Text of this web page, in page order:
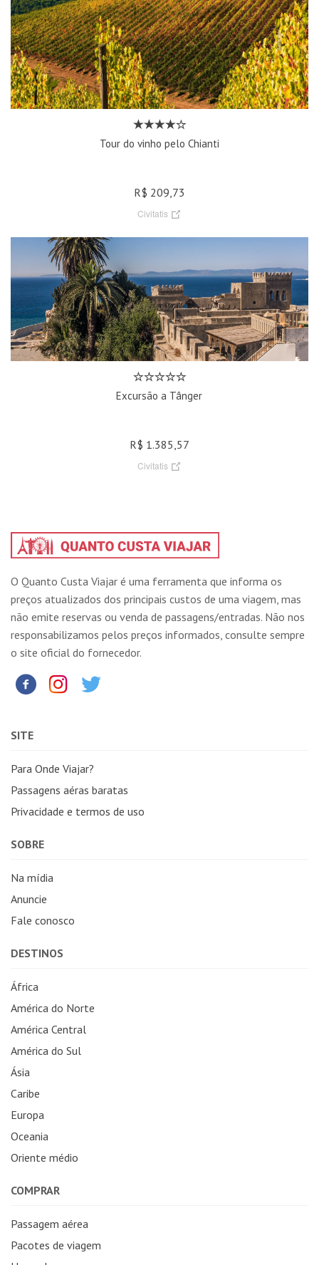
Tour do vinho pelo Chianti
R$ 209,73
Civitatis
Excursão a Tânger
R$ 1.385,57
Civitatis
O Quanto Custa Viajar é uma ferramenta que informa os
preços atualizados dos principais custos de uma viagem, mas
não emite reservas ou venda de passagens/entradas. Não nos
responsabilizamos pelos preços informados, consulte sempre
o site oficial do fornecedor.
SITE
Para Onde Viajar?
Passagens aéras baratas
Privacidade e termos de uso
SOBRE
Na mídia
Anuncie
Fale conosco
DESTINOS
África
América do Norte
América Central
América do Sul
Ásia
Caribe
Europa
Oceania
Oriente médio
COMPRAR
Passagem aérea
Pacotes de viagem